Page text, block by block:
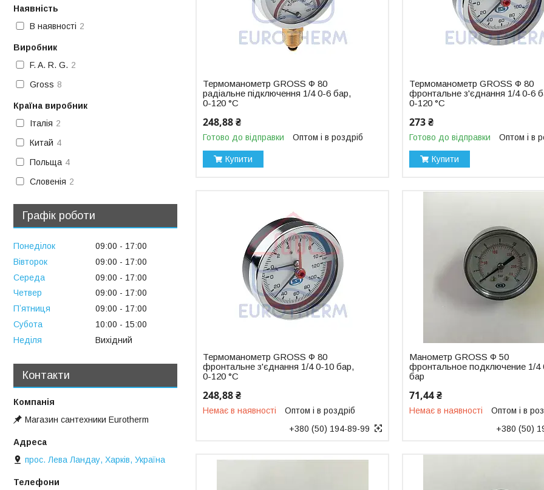
Термоманометр GROSS Ф 80
радіальне підключення 1/4 0-6 бар,
0-120 °C
248,88 ₴
Готово до відправки Оптом і в роздріб
Купити
Термоманометр GROSS Ф 80
фронтальне з'єднання 1/4 0-6
0-120 °C
273 ₴
Готово до відправки Оптом і в
Купити
Термоманометр GROSS Ф 80
фронтальне з'єднання 1/4 0-10 бар,
0-120 °C
248,88 ₴
Немає в наявності
Оптом і в роздріб
+380 (50) 194-89-99
Манометр GROSS Ф 50
фронтальное подключение 1/4
бар
71,44 ₴
Немає в наявності
Оптом і в
+380 (50)
Наявність
В наявності 2
Виробник
F. A. R. G. 2
Gross 8
Країна виробник
Італія 2
Китай 4
Польща 4
Словенія 2
Графік роботи
Понеділок 09:00
17:00
Вівторок
09:00
17:00
Середа
09:00
17:00
Четвер
09:00
17:00
Пʼятниця
09:00
17:00
Субота
10:00
15:00
Неділя
Вихідний
Контакти
Магазин сантехники Eurotherm
прос. Лева Ландау, Харків, Україна